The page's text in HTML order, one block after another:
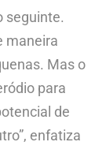
seguinte.
maneira
Mas o
para
de
enfatiza